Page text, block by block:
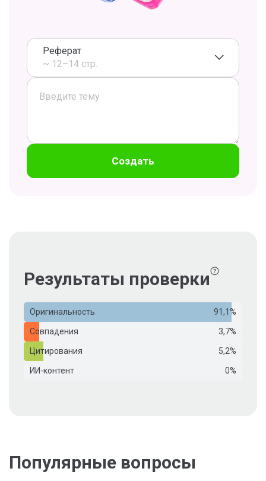
Реферат
~ 12–14 стр.
Создать
Результаты проверки
Оригинальность 91,1%
Совпадения 3,7%
Цитирования 5,2%
ИИ-контент 0%
Популярные вопросы